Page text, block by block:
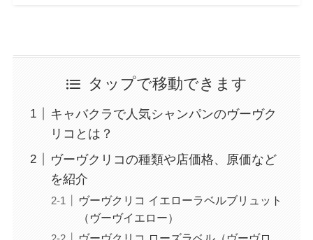
タップで移動できます
キャバクラで人気シャンパンのヴーヴク
リコとは？
ヴーヴクリコの種類や店価格、原価など
を紹介
ヴーヴクリコ イエローラベルブリュット
（ヴーヴイエロー）